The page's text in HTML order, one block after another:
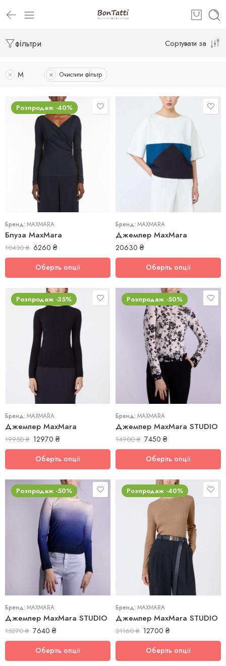
фільтри Сортувати за
M Очистити фільтр
Розпродаж -40%
Бренд: MAXMARA
Блуза MaxMara
10430₴ 6260 ₴
M
S
XL
Оберіть опції
Бренд: MAXMARA
Джемпер MaxMara
20630 ₴
L
Оберіть опції
Розпродаж -35%
Бренд: MAXMARA
Джемпер MaxMara
19950₴ 12970 ₴
L
M
XL
Оберіть опції
Розпродаж -50%
Бренд: MAXMARA
Джемпер MaxMara STUDIO
14900₴ 7450 ₴
Оберіть опції
Розпродаж -50%
Бренд: MAXMARA
Джемпер MaxMara STUDIO
15270₴ 7640 ₴
Оберіть опції
Розпродаж -40%
Бренд: MAXMARA
Джемпер MaxMara STUDIO
21160₴ 12700 ₴
L
M
Оберіть опції